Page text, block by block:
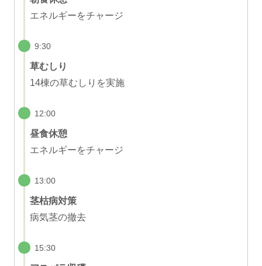
エネルギーをチャージ
9:30
草むしり
14棟の草むしりを実施
12:00
昼食休憩
エネルギーをチャージ
13:00
茎枯病対策
病気茎の撤去
15:30